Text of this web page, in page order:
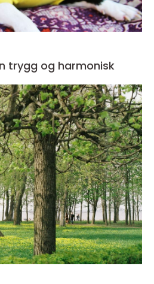
trygg og harmonisk